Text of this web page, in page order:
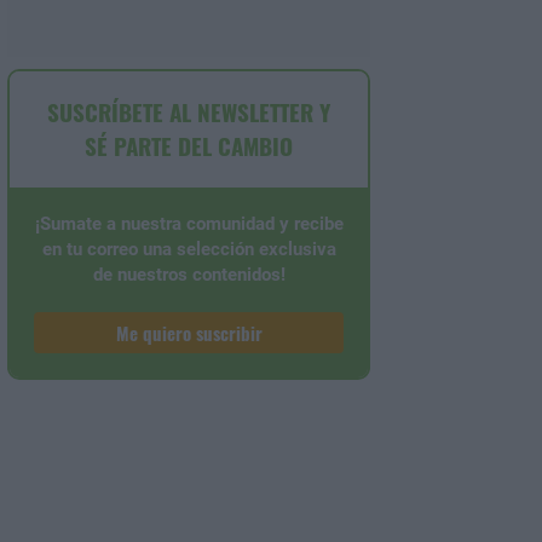
SUSCRÍBETE AL NEWSLETTER Y
SÉ PARTE DEL CAMBIO
¡Sumate a nuestra comunidad y recibe
en tu correo una selección exclusiva
de nuestros contenidos!
Me quiero suscribir